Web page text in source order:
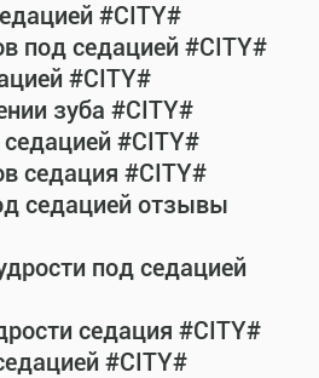
#CITY#
под седацией #CITY#
#CITY#
зуба #CITY#
#CITY#
седация #CITY#
седацией отзывы
под седацией
седация #CITY#
#CITY#